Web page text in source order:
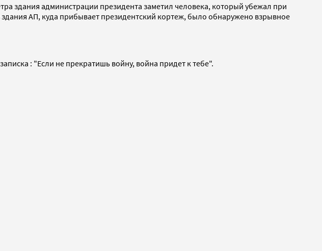
здания администрации президента заметил человека, который убежал при
АП, куда прибывает президентский кортеж, было обнаружено взрывное
: "Если не прекратишь войну, война придет к тебе".